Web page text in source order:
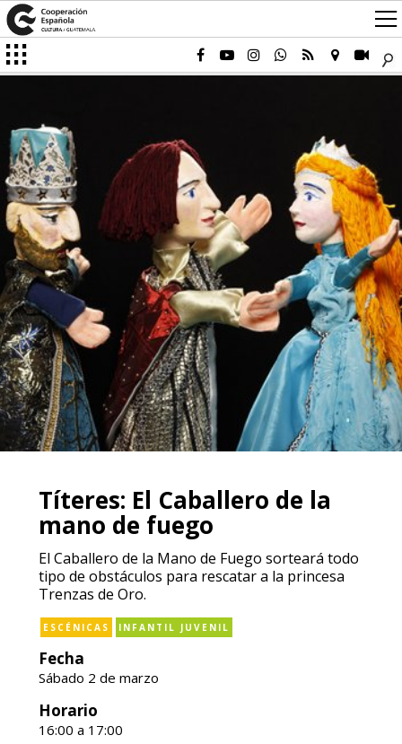
Títeres: El Caballero de la
mano de fuego
El Caballero de la Mano de Fuego sorteará todo
tipo de obstáculos para rescatar a la princesa
Trenzas de Oro.
ESCÉNICAS INFANTIL JUVENIL
Fecha
Sábado 2 de marzo
Horario
16:00 a 17:00